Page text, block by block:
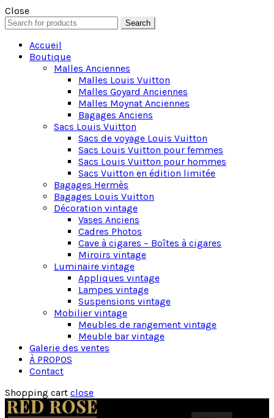
Close
Search
for:
Search
Accueil
Boutique
Malles Anciennes
Malles Louis Vuitton
Malles Goyard Anciennes
Malles Moynat Anciennes
Bagages Anciens
Sacs Louis Vuitton
Sacs de voyage Louis Vuitton
Sacs Louis Vuitton pour femmes
Sacs Louis Vuitton pour hommes
Sacs Vuitton en édition limitée
Bagages Hermès
Bagages Louis Vuitton
Décoration vintage
Vases Anciens
Cadres Photos
Cave à cigares – Boîtes à cigares
Miroirs vintage
Luminaire vintage
Appliques vintage
Lampes vintage
Suspensions vintage
Mobilier vintage
Meubles de rangement vintage
Meuble bar vintage
Galerie des ventes
À PROPOS
Contact
Shopping cart close